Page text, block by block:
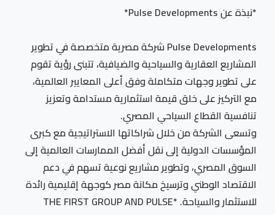
*نبذة عن Pulse Developments*
Pulse Developments شركة مصرية متخصصة في تطوير
المشاريع العقارية والسياحية والضيافية، تتبنى رؤية تقوم
على تطوير وجهات متكاملة وفق أعلى المعايير العالمية،
مع التركيز على خلق قيمة استثمارية مستدامة وتعزيز
تنافسية القطاع السياحي المصري.
وتسعى الشركة من خلال شراكاتها الاستراتيجية مع كبرى
المؤسسات الدولية إلى نقل أفضل الممارسات العالمية إلى
السوق المصري، وتطوير مشاريع نوعية تسهم في دعم
الاقتصاد الوطني وترسيخ مكانة مصر كوجهة إقليمية رائدة
للاستثمار والسياحة. *THE FIRST GROUP AND PULSE